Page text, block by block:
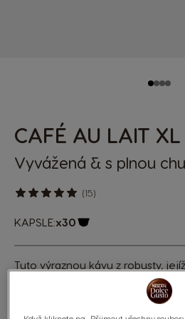
CAFÉ AU LAIT
Vyvážená & s plnou
(15)
KAPSLE:x30
Tuto výraznou kávu z robusty,
snoubí v jedné kapsli s jemností
zamilujete. Středně pražená a